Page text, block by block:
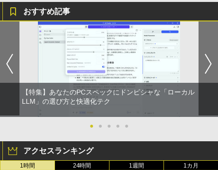
レスイヤホン bluetooth イヤホン V12 小型
軽量 ブルートゥースHi-Fi 最大36時間再生 ぶ
るーとゅーす コードレス ENCノイズキャン
セリング 自動ペアリング Type-C充電 マイク
付き 防水 タッチ式音量調整 スポーツ/通勤/通
学/WEB会議(ホワイト)
￥1,964
Xiaomi シャオミ REDMI Buds 8 Lite ワイヤ
レスイヤホン Bluetooth 5.4 ノイズキャンセ
リング ANC 36時間再生
￥3,480
On My Road (Stadium ver.)
￥250
￥1,625
【Amazon.co.jp限定】 伊藤園 磨かれて、澄
みきった日本の水 2L 8本 ラベルレス [ ケース
] [ 水 ] [ ペットボトル ] [ 箱買い ] [ ストック
] [ 水分補給 ]
￥998
スーパーの裏でヤニ吸うふたり 9巻 (デジタル
版ビッグガンガンコミックス)
￥810
おすすめ記事
【特集】あなたのPCスペックにドンピシャな「ローカル
LLM」の選び方と快適化テク
● ● ● ● ●
アクセスランキング
1時間 24時間 1週間 1カ月